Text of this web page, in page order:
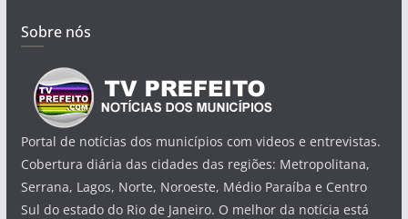
Sobre nós
Portal de notícias dos municípios com videos e entrevistas.
Cobertura diária das cidades das regiões: Metropolitana,
Serrana, Lagos, Norte, Noroeste, Médio Paraíba e Centro
Sul do estado do Rio de Janeiro. O melhor da notícia está